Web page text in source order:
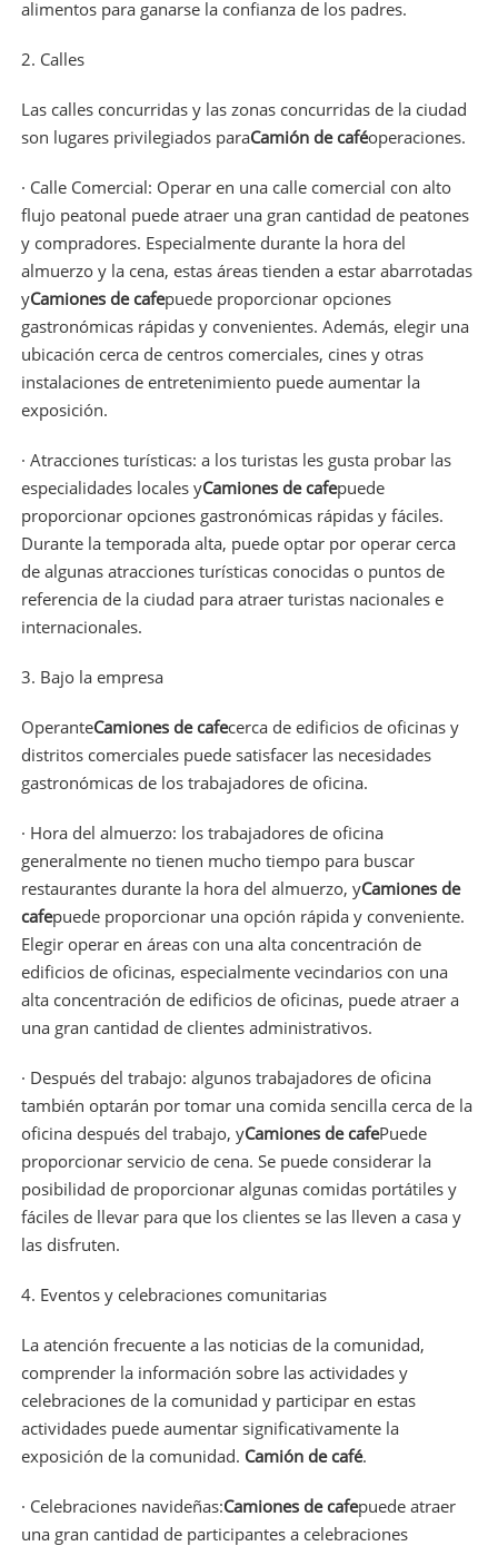
alimentos para ganarse la confianza de los padres.
2. Calles
Las calles concurridas y las zonas concurridas de la ciudad
son lugares privilegiados paraCamión de caféoperaciones.
· Calle Comercial: Operar en una calle comercial con alto
flujo peatonal puede atraer una gran cantidad de peatones
y compradores. Especialmente durante la hora del
almuerzo y la cena, estas áreas tienden a estar abarrotadas
yCamiones de cafepuede proporcionar opciones
gastronómicas rápidas y convenientes. Además, elegir una
ubicación cerca de centros comerciales, cines y otras
instalaciones de entretenimiento puede aumentar la
exposición.
· Atracciones turísticas: a los turistas les gusta probar las
especialidades locales yCamiones de cafepuede
proporcionar opciones gastronómicas rápidas y fáciles.
Durante la temporada alta, puede optar por operar cerca
de algunas atracciones turísticas conocidas o puntos de
referencia de la ciudad para atraer turistas nacionales e
internacionales.
3. Bajo la empresa
OperanteCamiones de cafecerca de edificios de oficinas y
distritos comerciales puede satisfacer las necesidades
gastronómicas de los trabajadores de oficina.
· Hora del almuerzo: los trabajadores de oficina
generalmente no tienen mucho tiempo para buscar
restaurantes durante la hora del almuerzo, yCamiones de
cafepuede proporcionar una opción rápida y conveniente.
Elegir operar en áreas con una alta concentración de
edificios de oficinas, especialmente vecindarios con una
alta concentración de edificios de oficinas, puede atraer a
una gran cantidad de clientes administrativos.
· Después del trabajo: algunos trabajadores de oficina
también optarán por tomar una comida sencilla cerca de la
oficina después del trabajo, yCamiones de cafePuede
proporcionar servicio de cena. Se puede considerar la
posibilidad de proporcionar algunas comidas portátiles y
fáciles de llevar para que los clientes se las lleven a casa y
las disfruten.
4. Eventos y celebraciones comunitarias
La atención frecuente a las noticias de la comunidad,
comprender la información sobre las actividades y
celebraciones de la comunidad y participar en estas
actividades puede aumentar significativamente la
exposición de la comunidad. Camión de café.
· Celebraciones navideñas:Camiones de cafepuede atraer
una gran cantidad de participantes a celebraciones